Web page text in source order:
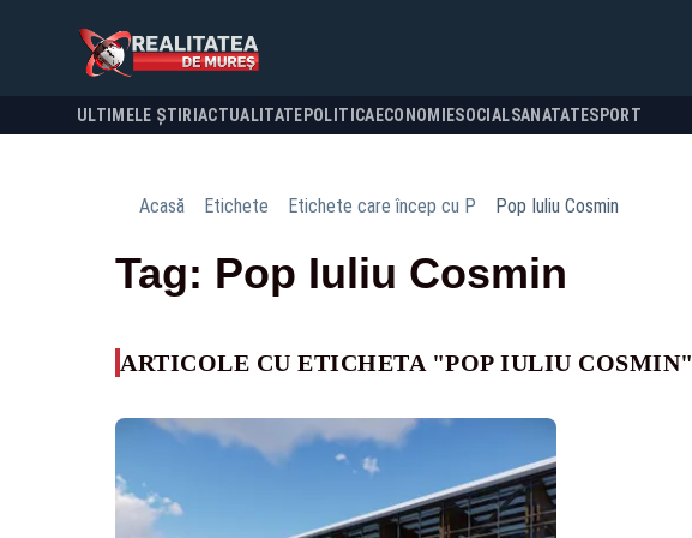
ULTIMELE ȘTIRI ACTUALITATE POLITICA ECONOMIESOCIALSANATATESPORT
Acasă Etichete Etichete care încep cu P Pop Iuliu Cosmin
Tag: Pop Iuliu Cosmin
ARTICOLE CU ETICHETA "POP IULIU COSMIN"